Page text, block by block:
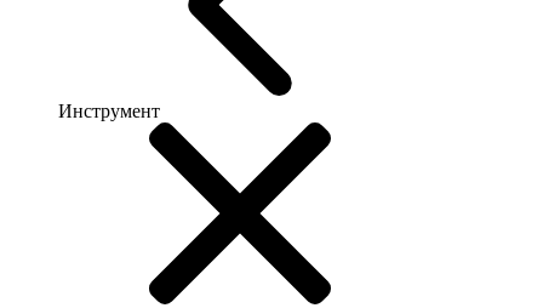
Инструмент